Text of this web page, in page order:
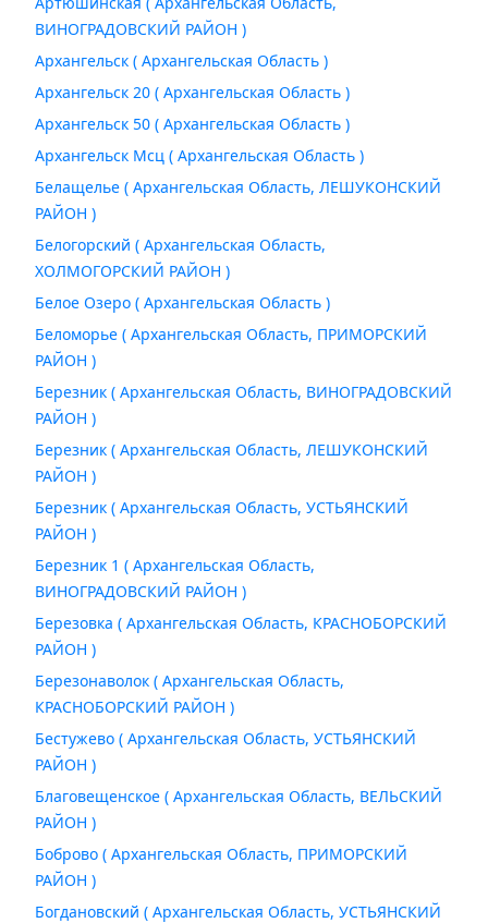
ВИНОГРАДОВСКИЙ РАЙОН )
Архангельск ( Архангельская Область )
Архангельск 20 ( Архангельская Область )
Архангельск 50 ( Архангельская Область )
Архангельск Мсц ( Архангельская Область )
Белащелье ( Архангельская Область, ЛЕШУКОНСКИЙ
РАЙОН )
Белогорский ( Архангельская Область,
ХОЛМОГОРСКИЙ РАЙОН )
Белое Озеро ( Архангельская Область )
Беломорье ( Архангельская Область, ПРИМОРСКИЙ
РАЙОН )
Березник ( Архангельская Область, ВИНОГРАДОВСКИЙ
РАЙОН )
Березник ( Архангельская Область, ЛЕШУКОНСКИЙ
РАЙОН )
Березник ( Архангельская Область, УСТЬЯНСКИЙ
РАЙОН )
Березник 1 ( Архангельская Область,
ВИНОГРАДОВСКИЙ РАЙОН )
Березовка ( Архангельская Область, КРАСНОБОРСКИЙ
РАЙОН )
Березонаволок ( Архангельская Область,
КРАСНОБОРСКИЙ РАЙОН )
Бестужево ( Архангельская Область, УСТЬЯНСКИЙ
РАЙОН )
Благовещенское ( Архангельская Область, ВЕЛЬСКИЙ
РАЙОН )
Боброво ( Архангельская Область, ПРИМОРСКИЙ
РАЙОН )
Богдановский ( Архангельская Область, УСТЬЯНСКИЙ